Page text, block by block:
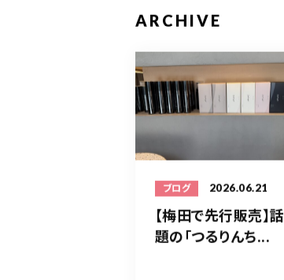
ARCHIVE
ブログ 2026.06.21
【梅田で先行販売】話
題の「つるりんち...